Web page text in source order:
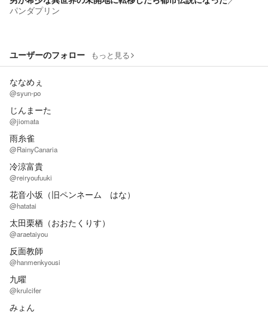
パンダプリン
ユーザーのフォロー もっと見る
ななめぇ
@syun-po
じんまーた
@jiomata
雨糸雀
@RainyCanaria
冷涼富貴
@reiryoufuuki
花音小坂（旧ペンネーム はな）
@hatatai
太田栗栖（おおたくりす）
@araetaiyou
反面教師
@hanmenkyousi
九曜
@krulcifer
みょん